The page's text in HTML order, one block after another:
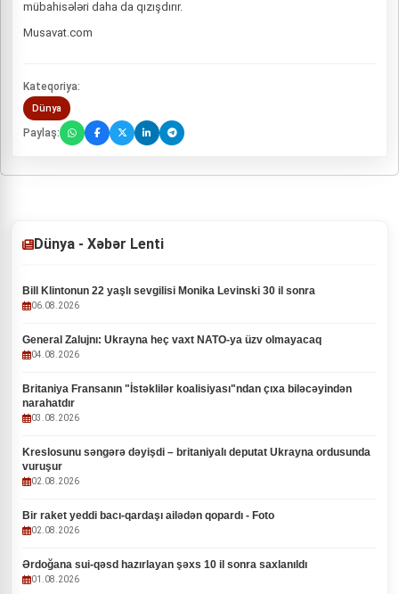
mübahisələri daha da qızışdırır.
Musavat.com
Kateqoriya:
Dünya
Paylaş:
Dünya - Xəbər Lenti
Bill Klintonun 22 yaşlı sevgilisi Monika Levinski 30 il sonra
06.08.2026
General Zalujnı: Ukrayna heç vaxt NATO-ya üzv olmayacaq
04.08.2026
Britaniya Fransanın "İstəklilər koalisiyası"ndan çıxa biləcəyindən
narahatdır
03.08.2026
Kreslosunu səngərə dəyişdi – britaniyalı deputat Ukrayna ordusunda
vuruşur
02.08.2026
Bir raket yeddi bacı-qardaşı ailədən qopardı - Foto
02.08.2026
Ərdoğana sui-qəsd hazırlayan şəxs 10 il sonra saxlanıldı
01.08.2026